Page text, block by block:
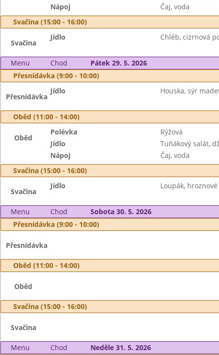
Nápoj
Čaj, voda
Svačina (15:00 - 16:00)
Svačina
Jídlo Chléb, cizrnová
Menu Chod
Pátek 29. 5. 2026
Přesnídávka (9:00 - 10:00)
Přesnídávka
Jídlo Houska, sýr
Oběd (11:00 - 14:00)
Oběd
Polévka
Rýžová
Jídlo
Tuňákový salát,
Nápoj
Čaj, voda
Svačina (15:00 - 16:00)
Svačina
Jídlo Loupák,
Menu Chod
Sobota 30. 5. 2026
Přesnídávka (9:00 - 10:00)
Přesnídávka
Oběd (11:00 - 14:00)
Oběd
Svačina (15:00 - 16:00)
Svačina
Menu Chod
Neděle 31. 5. 2026